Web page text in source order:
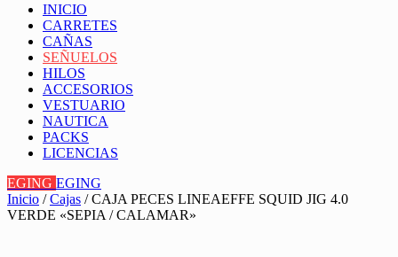
INICIO
CARRETES
CAÑAS
SEÑUELOS
HILOS
ACCESORIOS
VESTUARIO
NAUTICA
PACKS
LICENCIAS
EGING EGING
Inicio /Cajas / CAJA PECES LINEAEFFE SQUID JIG 4.0
VERDE «SEPIA / CALAMAR»